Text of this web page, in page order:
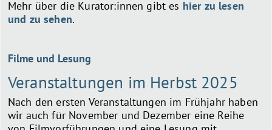
Mehr über die Kurator:innen gibt es hier zu lesen
und zu sehen.
Filme und Lesung
Veranstaltungen im Herbst 2025
Nach den ersten Veranstaltungen im Frühjahr haben
wir auch für November und Dezember eine Reihe